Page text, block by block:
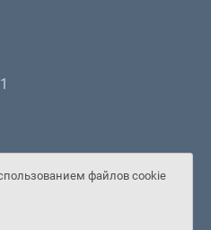
файлов cookie
02-14